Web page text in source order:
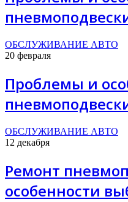
ОБСЛУЖИВАНИЕ АВТО
20 февраля
Проблемы и
ОБСЛУЖИВАНИЕ АВТО
12 декабря
Ремонт
особенности